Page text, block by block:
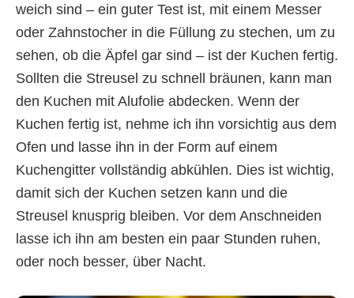
weich sind – ein guter Test ist, mit einem Messer
oder Zahnstocher in die Füllung zu stechen, um zu
sehen, ob die Äpfel gar sind – ist der Kuchen fertig.
Sollten die Streusel zu schnell bräunen, kann man
den Kuchen mit Alufolie abdecken. Wenn der
Kuchen fertig ist, nehme ich ihn vorsichtig aus dem
Ofen und lasse ihn in der Form auf einem
Kuchengitter vollständig abkühlen. Dies ist wichtig,
damit sich der Kuchen setzen kann und die
Streusel knusprig bleiben. Vor dem Anschneiden
lasse ich ihn am besten ein paar Stunden ruhen,
oder noch besser, über Nacht.